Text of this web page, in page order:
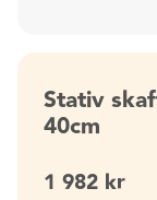
Stativ
40cm
1 982 kr